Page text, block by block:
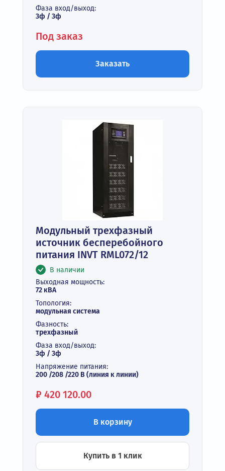
Фаза вход/выход:
3ф / 3ф
Под заказ
Заказать
Модульный трехфазный
источник бесперебойного
питания INVT RML072/12
В наличии
Выходная мощность:
72 кВА
Топология:
модульная система
Фазность:
трехфазный
Фаза вход/выход:
3ф / 3ф
Напряжение питания:
200 /208 /220 В (линия к линии)
Цена:
₽ 420 120.00
В корзину
Купить в 1 клик